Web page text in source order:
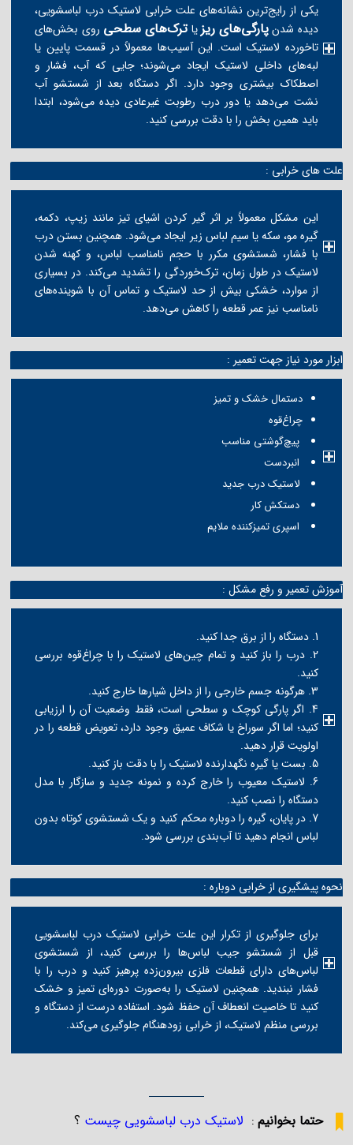
یکی از رایج‌ترین نشانه‌های علت خرابی لاستیک درب لباسشویی،
دیده شدنپارگی‌های ریز یاترک‌های سطحی روی بخش‌های
تاخورده لاستیک است. این آسیب‌ها معمولاً در قسمت پایین یا
لبه‌های داخلی لاستیک ایجاد می‌شوند؛ جایی که آب، فشار و
اصطکاک بیشتری وجود دارد. اگر دستگاه بعد از شستشو آب
نشت می‌دهد یا دور درب رطوبت غیرعادی دیده می‌شود، ابتدا
باید همین بخش را با دقت بررسی کنید.
علت های خرابی :
این مشکل معمولاً بر اثر گیر کردن اشیای تیز مانند زیپ، دکمه،
گیره مو، سکه یا سیم لباس زیر ایجاد می‌شود. همچنین بستن درب
با فشار، شستشوی مکرر با حجم نامناسب لباس، و کهنه شدن
لاستیک در طول زمان، ترک‌خوردگی را تشدید می‌کند. در بسیاری
از موارد، خشکی بیش از حد لاستیک و تماس آن با شوینده‌های
نامناسب نیز عمر قطعه را کاهش می‌دهد.
ابزار مورد نیاز جهت تعمیر :
دستمال خشک و تمیز
چراغ‌قوه
پیچ‌گوشتی مناسب
انبردست
لاستیک درب جدید
دستکش کار
اسپری تمیزکننده ملایم
آموزش تعمیر و رفع مشکل :
1. دستگاه را از برق جدا کنید.
2. درب را باز کنید و تمام چین‌های لاستیک را با چراغ‌قوه بررسی
کنید.
3. هرگونه جسم خارجی را از داخل شیارها خارج کنید.
4. اگر پارگی کوچک و سطحی است، فقط وضعیت آن را ارزیابی
کنید؛ اما اگر سوراخ یا شکاف عمیق وجود دارد، تعویض قطعه را در
اولویت قرار دهید.
5. بست یا گیره نگهدارنده لاستیک را با دقت باز کنید.
6. لاستیک معیوب را خارج کرده و نمونه جدید و سازگار با مدل
دستگاه را نصب کنید.
7. در پایان، گیره را دوباره محکم کنید و یک شستشوی کوتاه بدون
لباس انجام دهید تا آب‌بندی بررسی شود.
نحوه پیشگیری از خرابی دوباره :
برای جلوگیری از تکرار این علت خرابی لاستیک درب لباسشویی
قبل از شستشو جیب لباس‌ها را بررسی کنید، از شستشوی
لباس‌های دارای قطعات فلزی بیرون‌زده پرهیز کنید و درب را با
فشار نبندید. همچنین لاستیک را به‌صورت دوره‌ای تمیز و خشک
کنید تا خاصیت انعطاف آن حفظ شود. استفاده درست از دستگاه و
بررسی منظم لاستیک، از خرابی زودهنگام جلوگیری می‌کند.
حتما بخوانیم : لاستیک درب لباسشویی چیست ؟